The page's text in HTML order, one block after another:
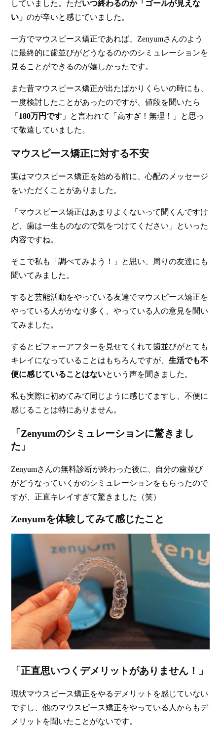
していました。ただいつ終わるのか「ゴールが見えな
い」のが辛いと感じていました。
一方でマウスピース矯正であれば、Zenyumさんのよう
に最終的に歯並びがどうなるのかのシミュレーションを
見ることができるのが嬉しかったです。
また昔マウスピース矯正が出たばかりくらいの時にも、
一度検討したことがあったのですが、値段を聞いたら
「 180万円です 」と言われて「高すぎ！無理！」と思っ
て敬遠していました。
マウスピース矯正に対する不安​
実はマウスピース矯正を始める前に、心配のメッセージ
をいただくことがありました。
「マウスピース矯正はあまりよくないって聞くんですけ
ど、歯は一生ものなので気をつけてください」といった
内容ですね。
そこで私も「調べてみよう！」と思い、周りの友達にも
聞いてみました。
すると芸能活動をやっている友達でマウスピース矯正を
やっている人がかなり多く
、やっている人の意見を聞い
てみました。
するとビフォーアフターを見せてくれて歯並びがとても
キレイになっていることはもちろんですが、生活でも不
便に感じていることはないという声を聞きました。
私も実際に初めてみて同じように感じてますし、不便に
感じることは特にありません。
「Zenyumのシミュレーションに驚きまし
た」
Zenyumさんの無料診断が終わった後に、自分の歯並び
がどうなっていくかのシミュレーションをもらったので
すが、 正直キレイすぎて驚きました （笑）
Zenyumを体験してみて感じたこと
「正直思いつくデメリットがありません！」
現状マウスピース矯正をやるデメリットを感じていない
ですし、他のマウスピース矯正をやっている人からもデ
メリットを聞いたことがないです。